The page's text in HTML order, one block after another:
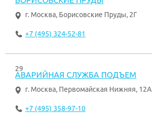
г. Москва, Борисовские Пруды, 2Г
+7 (495) 324-52-81
29
АВАРИЙНАЯ СЛУЖБА ПОДЪЕМ
г. Москва, Первомайская Нижняя, 12А
+7 (495) 358-97-10